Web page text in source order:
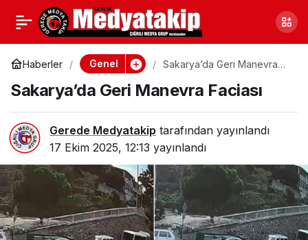
Haberler Genel
Sakarya’da Geri Manevra
Sakarya’da Geri Manevra Faciası
Gerede Medyatakip tarafından yayınlandı
17 Ekim 2025, 12:13 yayınlandı
Karabük’te 100 Liradan
Satılan Hamsi Hemen
Bitiverdi
Paylaş